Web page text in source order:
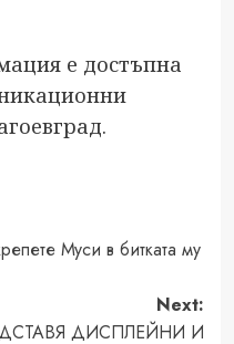
е достъпна
Муси в битката му
Next:
ДИСПЛЕЙНИ И